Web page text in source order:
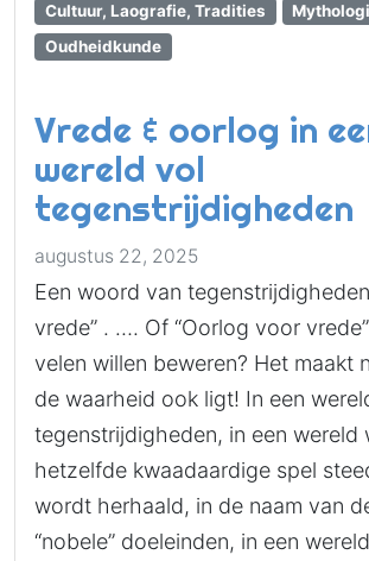
Cultuur, Laografie, Tradities
Oudheidkunde
Vrede & oorlog in
wereld vol
tegenstrijdigheden
augustus 22, 2025
Een woord van
vrede” . …. Of “Oorlog voor
velen willen beweren? Het maakt
de waarheid ook ligt! In een
tegenstrijdigheden, in een wereld
hetzelfde kwaadaardige spel
wordt herhaald, in de naam van
“nobele” doeleinden, in een